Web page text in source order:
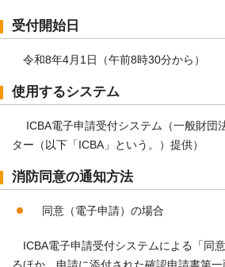
受付開始日
令和8年4月1日（午前8時30分から）
使用するシステム
ICBA電子申請受付システム（一般財団
ター（以下「ICBA」という。）提供）
消防同意の通知方法
同意（電子申請）の場合
ICBA電子申請受付システムによる「同